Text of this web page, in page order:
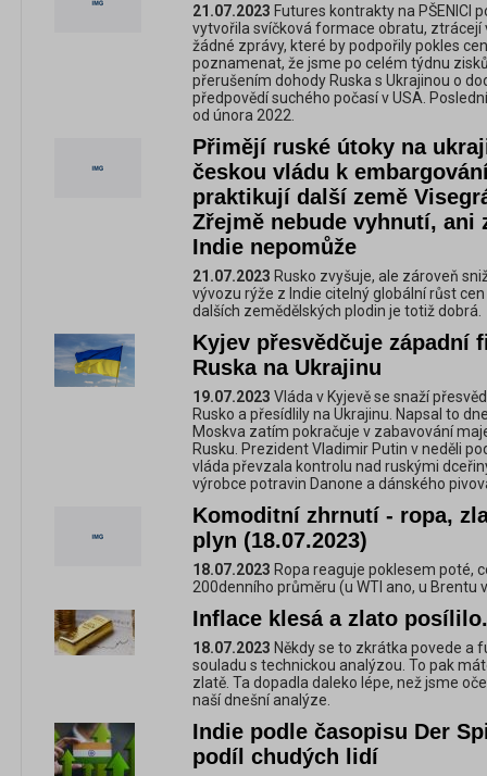
21.07.2023 Futures kontrakty na PŠENICI
vytvořila svíčková formace obratu, ztrácejí
žádné zprávy, které by podpořily pokles
poznamenat, že jsme po celém týdnu
přerušením dohody Ruska s Ukrajinou o
předpovědí suchého počasí v USA.
od února 2022.
Přimějí ruské útoky na
českou vládu k
praktikují další země
Zřejmě nebude vyhnutí, ani
Indie nepomůže
21.07.2023 Rusko zvyšuje, ale zároveň
vývozu rýže z Indie citelný globální růst
dalších zemědělských plodin je totiž dobrá.
Kyjev přesvědčuje západní
Ruska na Ukrajinu
19.07.2023 Vláda v Kyjevě se snaží
Rusko a přesídlily na Ukrajinu. Napsal to
Moskva zatím pokračuje v zabavování
Rusku. Prezident Vladimir Putin v neděli
vláda převzala kontrolu nad ruskými
výrobce potravin Danone a dánského
Komoditní zhrnutí - ropa,
plyn (18.07.2023)
18.07.2023 Ropa reaguje poklesem poté,
200denního průměru (u WTI ano, u Brentu
Inflace klesá a zlato
18.07.2023 Někdy se to zkrátka povede a
souladu s technickou analýzou. To pak
zlatě. Ta dopadla daleko lépe, než jsme
naší dnešní analýze.
Indie podle časopisu Der
podíl chudých lidí